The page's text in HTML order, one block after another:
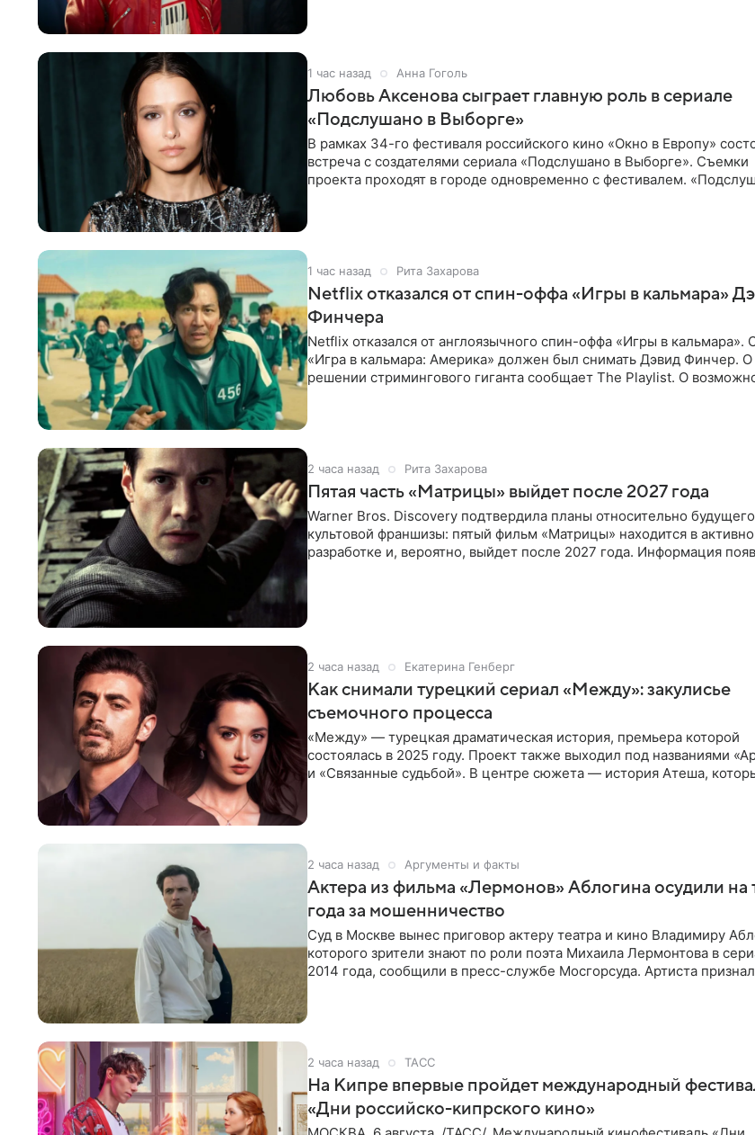
1 час назад Анна Гоголь
Любовь Аксенова сыграет главную роль в сериале
«Подслушано в Выборге»
В рамках 34-го фестиваля российского кино «Окно в Европу»
встреча с создателями сериала «Подслушано в Выборге». Съемки
проекта проходят в городе одновременно с фестивалем.
1 час назад Рита Захарова
Netflix отказался от спин-оффа «Игры в кальмара»
Финчера
Netflix отказался от англоязычного спин-оффа «Игры в кальмара».
«Игра в кальмара: Америка» должен был снимать Дэвид Финчер. О
решении стримингового гиганта сообщает The Playlist. О
2 часа назад Рита Захарова
Пятая часть «Матрицы» выйдет после 2027 года
Warner Bros. Discovery подтвердила планы относительно будущего
культовой франшизы: пятый фильм «Матрицы» находится в
разработке и, вероятно, выйдет после 2027 года. Информация
2 часа назад Екатерина Генберг
Как снимали турецкий сериал «Между»: закулисье
съемочного процесса
«Между» — турецкая драматическая история, премьера которой
состоялась в 2025 году. Проект также выходил под названиями
и «Связанные судьбой». В центре сюжета — история Атеша,
2 часа назад Аргументы и факты
Актера из фильма «Лермонов» Аблогина осудили на
года за мошенничество
Суд в Москве вынес приговор актеру театра и кино Владимиру
которого зрители знают по роли поэта Михаила Лермонтова в
2014 года, сообщили в пресс-службе Мосгорсуда. Артиста
2 часа назад ТАСС
На Кипре впервые пройдет международный
«Дни российско-кипрского кино»